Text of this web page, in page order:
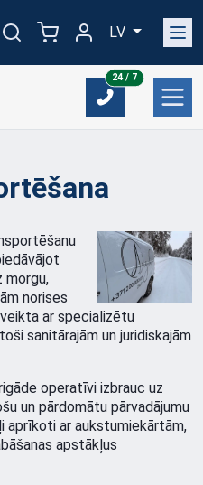
LV
24 / 724/7
morgu,
norises
ar specializētu
sanitārajām un juridiskajām
operatīvi izbrauc uz
un pārdomātu pārvadājumu
aprīkoti ar aukstumiekārtām,
apstākļus